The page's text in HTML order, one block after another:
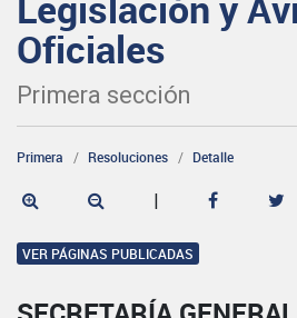
Oficiales
Primera sección
Primera Resoluciones Detalle
|
VER PÁGINAS PUBLICADAS